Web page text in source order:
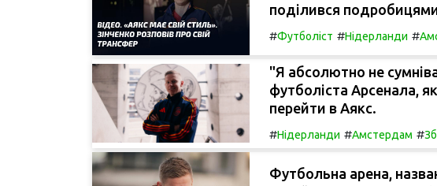
поділився
#Футболіст #Нідерланди #
"Я абсолютно не
футболіста Арсенала,
перейти в Аякс.
#Нідерланди #Амстердам #
Футбольна арена,